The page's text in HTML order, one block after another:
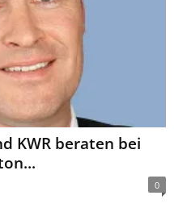
KWR beraten bei
0